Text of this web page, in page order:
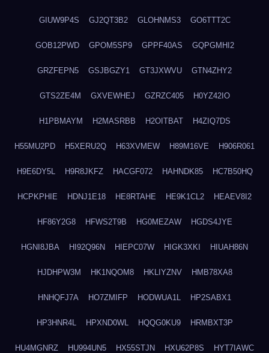
GIUW9P4S GJ2QT3B2 GLOHNMS3 GO6TTT2C
GOB12PWD GPOM5SP9 GPPF40AS GQPGMHI2
GRZFEPN5 GSJBGZY1 GT3JXWVU GTN4ZHY2
GTS2ZE4M GXVEWHEJ GZRZC405 H0YZ42IO
H1PBMAYM H2MASRBB H2OITBAT H4ZIQ7DS
H55MU2PD H5XERU2Q H63XVMEW H89M16VE H906R061
H9E6DY5L H9R8JKFZ HACGF072 HAHNDK85 HC7B50HQ
HCPKPHIE HDNJ1E18 HE8RTAHE HE9K1CL2 HEAEV8I2
HF86Y2G8 HFWS2T9B HG0MEZAW HGDS4JYE
HGNI8JBA HI92Q96N HIEPC07W HIGK3XKI HIUAH86N
HJDHPW3M HK1NQOM8 HKLIYZNV HMB78XA8
HNHQFJ7A HO7ZMIFP HODWUA1L HP2SABX1
HP3HNR4L HPXND0WL HQQG0KU9 HRMBXT3P
HU4MGNRZ HU994UN5 HX55STJN HXU62P8S HYT7IAWC